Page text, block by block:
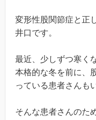
変形性股関節症と正
井口です。
最近、少しずつ寒く
本格的な冬を前に、
っている患者さんも
そんな患者さんのた